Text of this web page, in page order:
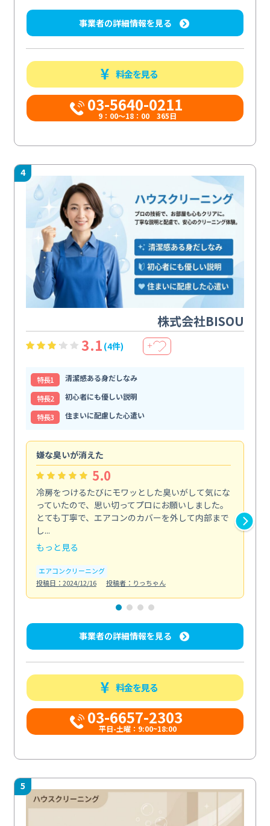
事業者の詳細情報を見る
料金を見る
03-5640-0211
9：00～18：00 365日
4
株式会社BISOU
3.1 (4件) ＋
特⻑1
清潔感ある身だしなみ
特⻑2
初心者にも優しい説明
特⻑3
住まいに配慮した心遣い
嫌な臭いが消えた
5.0
冷房をつけるたびにモワッとした臭いがして気にな
っていたので、思い切ってプロにお願いしました。
とても丁寧で、エアコンのカバーを外して内部まで
し...
もっと見る
エアコンクリーニング
投稿日：2024/12/16
投稿者：りっちゃん
事業者の詳細情報を見る
料金を見る
03-6657-2303
平日-土曜：9:00~18:00
5